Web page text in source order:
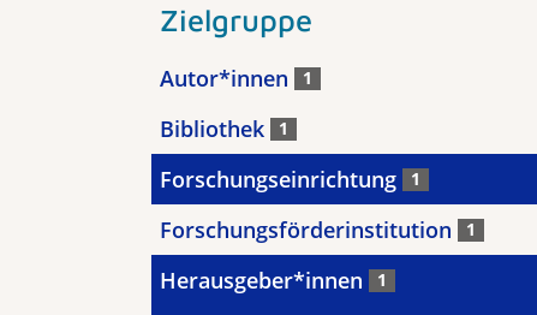
Zielgruppe
Autor*innen 1
Bibliothek 1
Forschungseinrichtung 1
Forschungsförderinstitution 1
Herausgeber*innen 1